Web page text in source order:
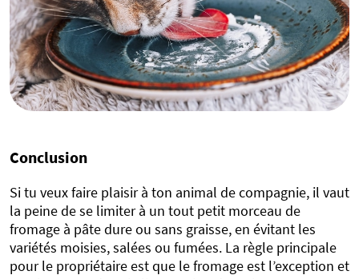
Conclusion
Si tu veux faire plaisir à ton animal de compagnie, il vaut
la peine de se limiter à un tout petit morceau de
fromage à pâte dure ou sans graisse, en évitant les
variétés moisies, salées ou fumées. La règle principale
pour le propriétaire est que le fromage est l’exception et